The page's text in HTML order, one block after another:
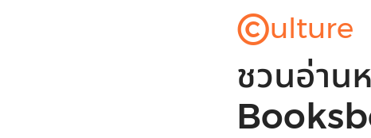
©ulture
ชวนอ่าน